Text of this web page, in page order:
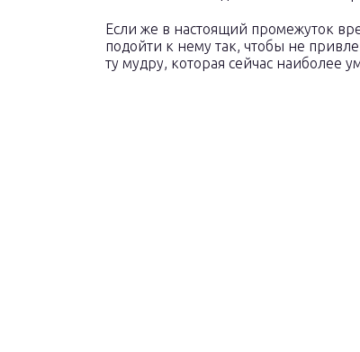
Если же в настоящий промежуток
подойти к нему так, чтобы не
ту мудру, которая сейчас наиболее